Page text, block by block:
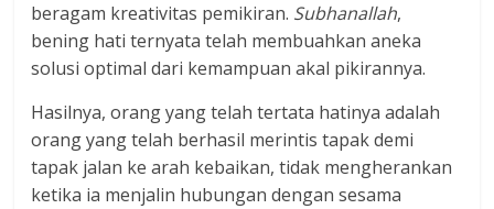
beragam kreativitas pemikiran. Subhanallah,
bening hati ternyata telah membuahkan aneka
solusi optimal dari kemampuan akal pikirannya.
Hasilnya, orang yang telah tertata hatinya adalah
orang yang telah berhasil merintis tapak demi
tapak jalan ke arah kebaikan, tidak mengherankan
ketika ia menjalin hubungan dengan sesama